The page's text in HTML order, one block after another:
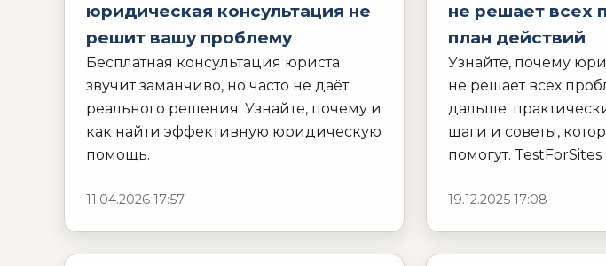
юридическая консультация не
решит вашу проблему
Бесплатная консультация юриста
звучит заманчиво, но часто не даёт
реального решения. Узнайте, почему и
как найти эффективную юридическую
помощь.
11.04.2026 17:57
не решает всех
план действий
Узнайте, почему
не решает всех
дальше:
шаги и советы,
помогут.
19.12.2025 17:08